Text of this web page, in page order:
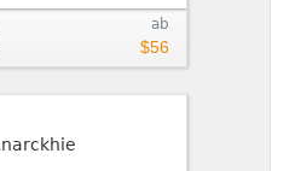
ab
$56